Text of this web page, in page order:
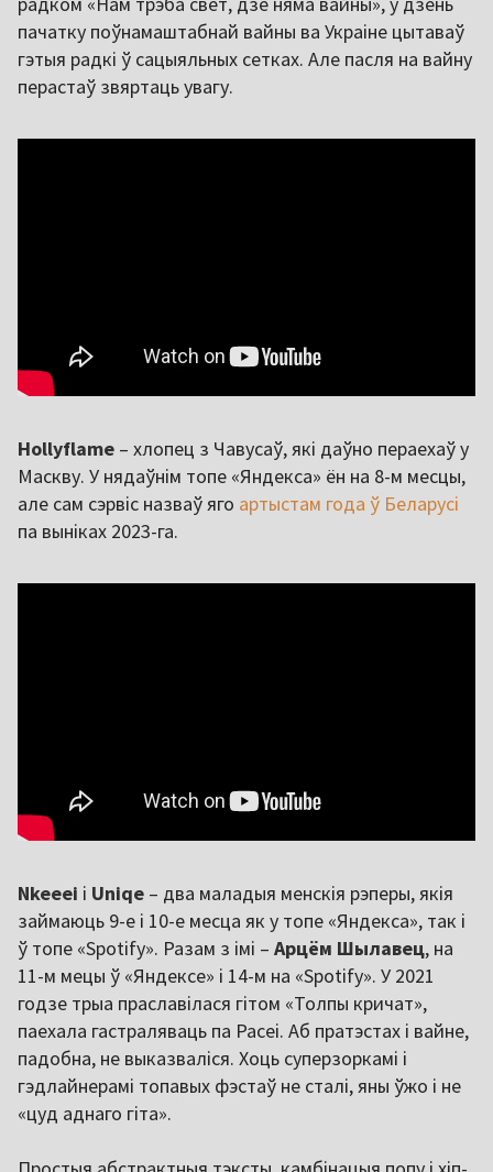
пачатку поўнамаштабнай вайны ва Украіне цытаваў
гэтыя радкі ў сацыяльных сетках. Але пасля на вайну
перастаў звяртаць увагу.
Hollyflame – хлопец з Чавусаў, які даўно пераехаў у
Маскву. У нядаўнім топе «Яндекса» ён на 8-м месцы,
але сам сэрвіс назваў яго артыстам года ў Беларусі
па выніках 2023-га.
Nkeeei і Uniqe – два маладыя менскія рэперы, якія
займаюць 9-е і 10-е месца як у топе «Яндекса», так і
ў топе «Spotify». Разам з імі – Арцём Шылавец, на
11-м мецы ў «Яндексе» і 14-м на «Spotify». У 2021
годзе трыа праславілася гітом «Толпы кричат»,
паехала гастраляваць па Расеі. Аб пратэстах і вайне,
падобна, не выказваліся. Хоць суперзоркамі і
гэдлайнерамі топавых фэстаў не сталі, яны ўжо і не
«цуд аднаго гіта».